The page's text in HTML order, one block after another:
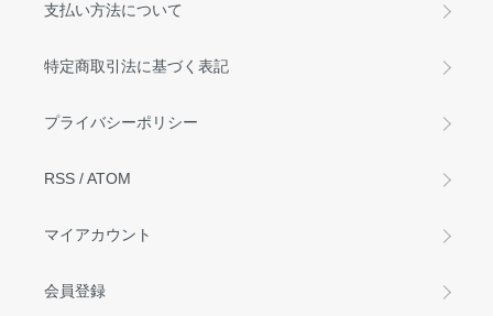
支払い方法について
特定商取引法に基づく表記
プライバシーポリシー
RSS /ATOM
マイアカウント
会員登録